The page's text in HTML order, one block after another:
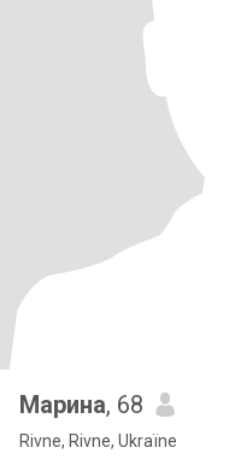
Марина, 68
Rivne, Rivne, Ukraïne